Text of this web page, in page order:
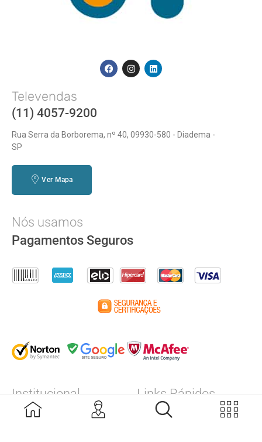
Televendas
(11) 4057-9200
Rua Serra da Borborema, nº 40, 09930-580 - Diadema -
SP
Ver Mapa
Nós usamos
Pagamentos Seguros
Institucional
A Empresa
Links Rápidos
Calibração